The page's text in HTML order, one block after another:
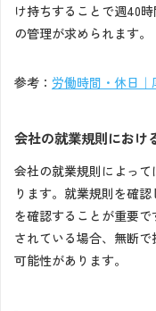
け持ちすることで週40
の管理が求められます。
参考： 労働時間・休日｜
会社の就業規則におけ
会社の就業規則によっ
ります。就業規則を確
を確認することが重要
されている場合、無断
可能性があります。